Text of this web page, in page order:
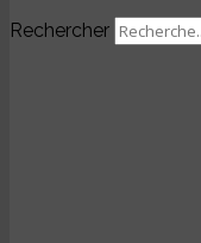
Rechercher